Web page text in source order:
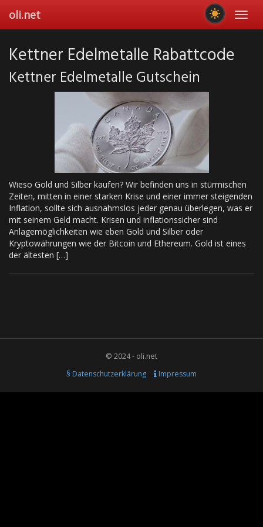
main
oli.net
Kettner Edelmetalle Rabattcode
Kettner Edelmetalle Gutschein
Wieso Gold und Silber kaufen? Wir befinden uns in stürmischen
Zeiten, mitten in einer starken Krise und einer immer steigenden
Inflation, sollte sich ausnahmslos jeder genau überlegen, was er
mit seinem Geld macht. Krisen und inflationssicher sind
Anlagemöglichkeiten wie eben Gold und Silber oder
Kryptowährungen wie der Bitcoin und Ethereum. Gold ist eines
der ältesten […]
© 2024 - oli.net
§ Datenschutzerklärung
Impressum